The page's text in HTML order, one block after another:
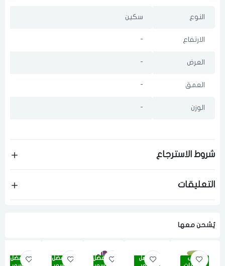
النوع سكين
الارتفاع -
العرض -
العمق -
الوزن -
شروط الاسترجاع
التعليقات
يٌشحن معها
أقوى
أفضل
أفضل
أفضل
أفضل